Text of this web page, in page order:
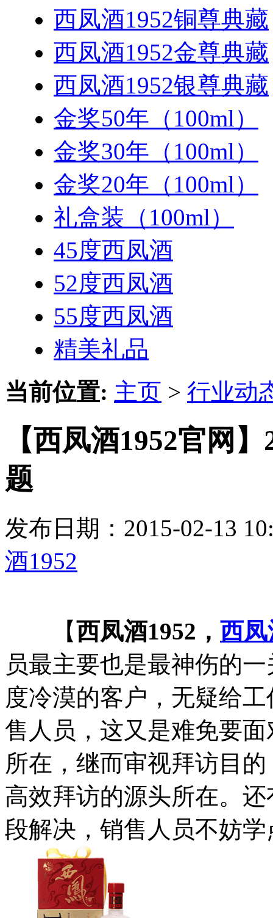
西凤酒1952铜尊典藏
西凤酒1952金尊典藏
西凤酒1952银尊典藏
金奖50年（100ml）
金奖30年（100ml）
金奖20年（100ml）
礼盒装（100ml）
45度西凤酒
52度西凤酒
55度西凤酒
精美礼品
当前位置: 主页 > 行业动
【西凤酒1952官网
题
发布日期：2015-02-13
酒1952
【西凤酒1952， 西
员最主要也是最神伤的
度冷漠的客户，无疑给
售人员，这又是难免要
所在，继而审视拜访目
高效拜访的源头所在。
段解决，销售人员不妨